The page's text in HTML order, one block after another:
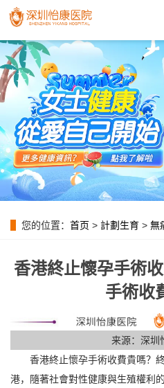
您的位置： 首页 > 計劃生育 > 無
香港終止懷孕手術
手術收
来源：深圳
香港終止懷孕手術收費貴嗎？
港，隨著社會對性健康與生殖權利